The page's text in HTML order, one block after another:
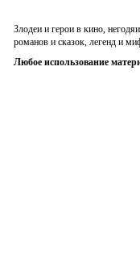
Злодеи и герои в кино,
романов и сказок, легенд и
Любое использование